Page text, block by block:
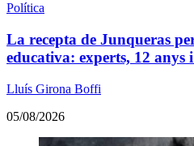
Política
La recepta de Junqueras
educativa: experts, 12 anys
Lluís Girona Boffi
05/08/2026